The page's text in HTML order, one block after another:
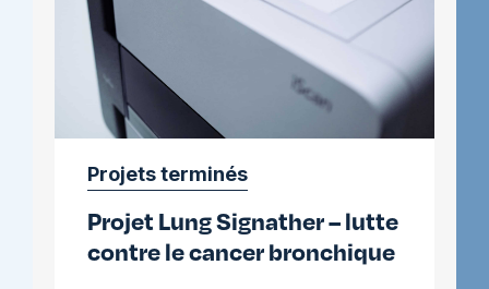
Projets terminés
Projet Lung Signather – lutte
contre le cancer bronchique